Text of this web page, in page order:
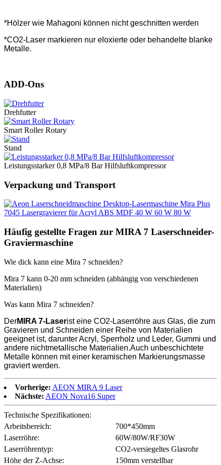
*Hölzer wie Mahagoni können nicht geschnitten werden
*CO2-Laser markieren nur eloxierte oder behandelte blanke
Metalle.
ADD-Ons
Drehfutter
Smart Roller Rotary
Stand
Leistungsstarker 0,8 MPa/8 Bar Hilfsluftkompressor
Verpackung und Transport
Häufig gestellte Fragen zur MIRA 7 Laserschneider-
Graviermaschine
Wie dick kann eine Mira 7 schneiden?
Mira 7 kann 0-20 mm schneiden (abhängig von verschiedenen
Materialien)
Was kann Mira 7 schneiden?
DerMIRA 7-Laserist eine CO2-Laserröhre aus Glas, die zum
Gravieren und Schneiden einer Reihe von Materialien
geeignet ist, darunter Acryl, Sperrholz und Leder, Gummi und
andere nichtmetallische Materialien.Auch unbeschichtete
Metalle können mit einer keramischen Markierungsmasse
graviert werden.
Vorherige: AEON MIRA 9 Laser
Nächste: AEON Nova16 Super
Technische Spezifikationen:
Arbeitsbereich:
700*450mm
Laserröhre:
60W/80W/RF30W
Laserröhrentyp:
CO2-versiegeltes Glasrohr
Höhe der Z-Achse:
150mm verstellbar